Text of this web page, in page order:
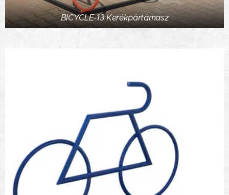
BICYCLE-13 Kerékpártámasz